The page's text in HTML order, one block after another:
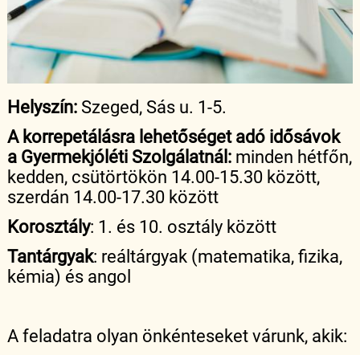
Helyszín: Szeged, Sás u. 1-5.
A korrepetálásra lehetőséget adó idősávok
a Gyermekjóléti Szolgálatnál: minden hétfőn,
kedden, csütörtökön 14.00-15.30 között,
szerdán 14.00-17.30 között
Korosztály: 1. és 10. osztály között
Tantárgyak: reáltárgyak (matematika, fizika,
kémia) és angol
A feladatra olyan önkénteseket várunk, akik: